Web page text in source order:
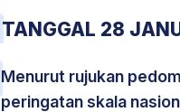
TANGGAL 28
Menurut rujukan
peringatan skala